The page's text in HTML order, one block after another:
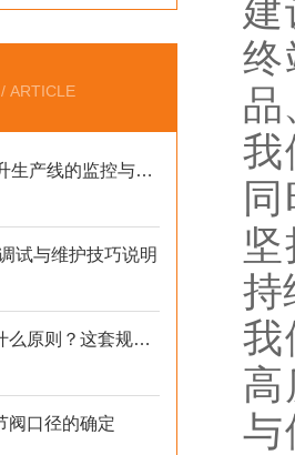
/ ARTICLE
EGE传感器如何提升生产线的监控与管理效率？
试与维护技巧说明
安全阀设置该遵循什么原则？这套规定值得回顾！
阀口径的确定
建
品
我
持
我
高
与